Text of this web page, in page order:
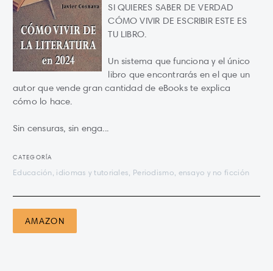
SI QUIERES SABER DE VERDAD
CÓMO VIVIR DE ESCRIBIR ESTE ES
TU LIBRO.
Un sistema que funciona y el único
libro que encontrarás en el que un
autor que vende gran cantidad de eBooks te explica
cómo lo hace.
Sin censuras, sin enga...
CATEGORÍA
Educación, idiomas y tutoriales, Periodismo, ensayo y no ficción
AMAZON